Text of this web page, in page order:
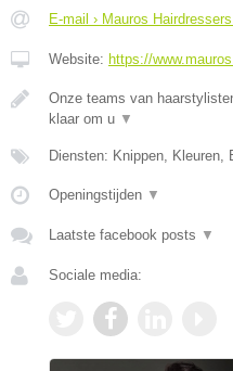
E-mail › Mauros
Website: https://
Onze teams van
klaar om u ▼
Diensten: Knippen, Kleuren,
Openingstijden ▼
Laatste facebook posts ▼
Sociale media: